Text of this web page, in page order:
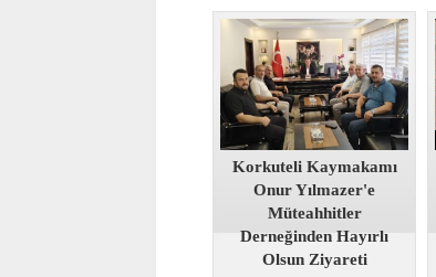
Korkuteli Kaymakamı
Onur Yılmazer'e
Müteahhitler
Derneğinden Hayırlı
Olsun Ziyareti